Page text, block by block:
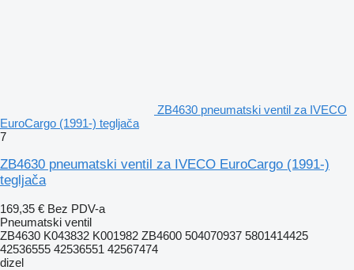
ZB4630 pneumatski ventil za IVECO
EuroCargo (1991-) tegljača
7
ZB4630 pneumatski ventil za IVECO EuroCargo (1991-)
tegljača
169,35 € Bez PDV-a
Pneumatski ventil
ZB4630 K043832 K001982 ZB4600 504070937 5801414425
42536555 42536551 42567474
dizel